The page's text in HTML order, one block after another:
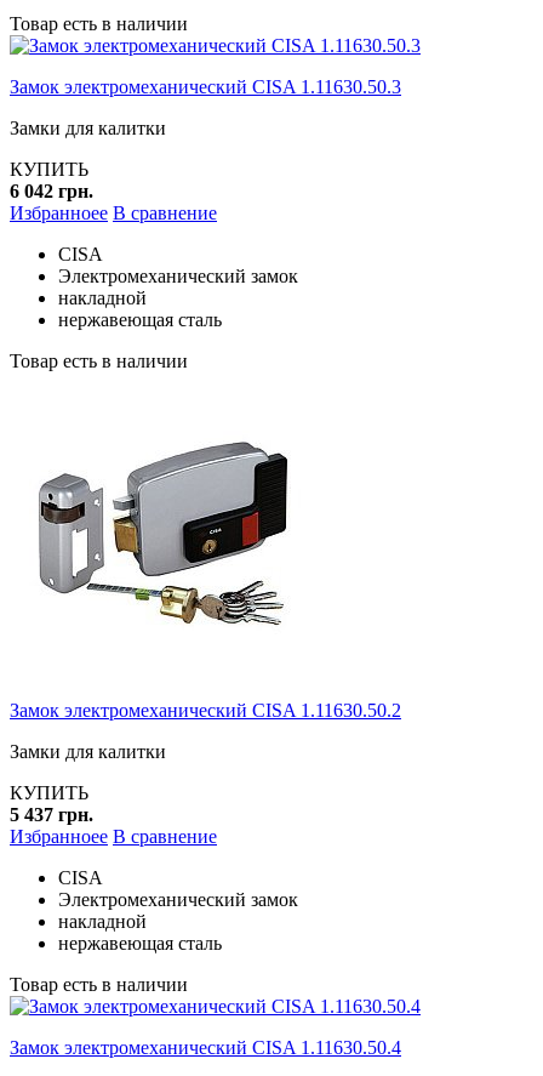
Товар есть в наличии
Замок электромеханический CISA 1.11630.50.3
Замки для калитки
КУПИТЬ
6 042 грн.
Избранноее В сравнение
CISA
Электромеханический замок
накладной
нержавеющая сталь
Товар есть в наличии
Замок электромеханический CISA 1.11630.50.2
Замки для калитки
КУПИТЬ
5 437 грн.
Избранноее В сравнение
CISA
Электромеханический замок
накладной
нержавеющая сталь
Товар есть в наличии
Замок электромеханический CISA 1.11630.50.4